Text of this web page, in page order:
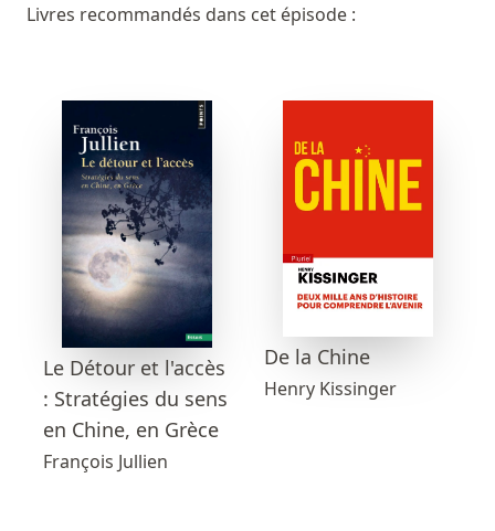
Livres recommandés dans cet épisode :
Le Détour et l'accès
: Stratégies du sens
en Chine, en Grèce
François Jullien
De la Chine
Henry Kissinger